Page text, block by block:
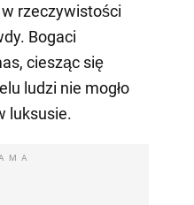
rzeczywistości
Bogaci
ciesząc się
ludzi nie mogło
luksusie.